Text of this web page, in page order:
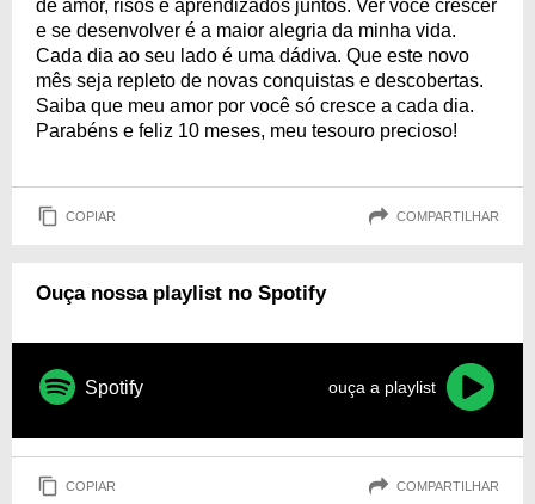
de amor, risos e aprendizados juntos. Ver você crescer
e se desenvolver é a maior alegria da minha vida.
Cada dia ao seu lado é uma dádiva. Que este novo
mês seja repleto de novas conquistas e descobertas.
Saiba que meu amor por você só cresce a cada dia.
Parabéns e feliz 10 meses, meu tesouro precioso!
COPIAR COMPARTILHAR
Ouça nossa playlist no Spotify
Spotify ouça a playlist
COPIAR COMPARTILHAR